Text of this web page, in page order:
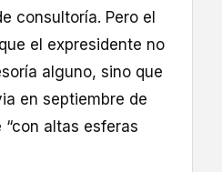
consultoría. Pero el
el expresidente no
alguno, sino que
en septiembre de
altas esferas